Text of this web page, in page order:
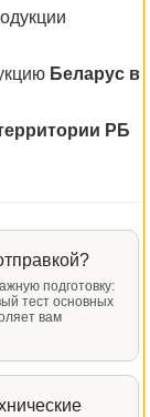
Беларус в
РБ
подготовку:
тест основных
вам